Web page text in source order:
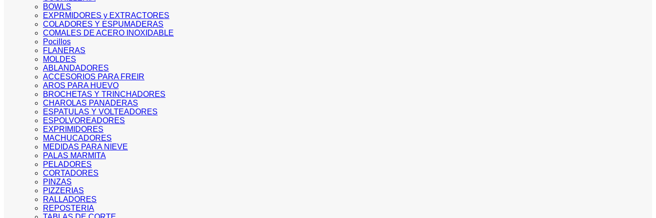
BOWLS
EXPRMIDORES y EXTRACTORES
COLADORES Y ESPUMADERAS
COMALES DE ACERO INOXIDABLE
Pocillos
FLANERAS
MOLDES
ABLANDADORES
ACCESORIOS PARA FREIR
AROS PARA HUEVO
BROCHETAS Y TRINCHADORES
CHAROLAS PANADERAS
ESPATULAS Y VOLTEADORES
ESPOLVOREADORES
EXPRIMIDORES
MACHUCADORES
MEDIDAS PARA NIEVE
PALAS MARMITA
PELADORES
CORTADORES
PINZAS
PIZZERIAS
RALLADORES
REPOSTERIA